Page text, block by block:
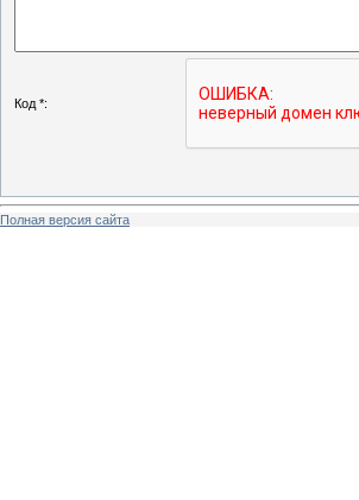
Код *:
Полная версия сайта